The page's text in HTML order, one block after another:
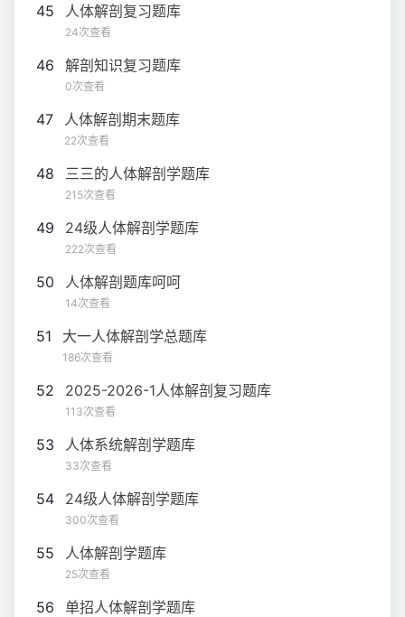
45 人体解剖复习题库
24次查看
46 解剖知识复习题库
0次查看
47 人体解剖期末题库
22次查看
48 三三的人体解剖学题库
215次查看
49 24级人体解剖学题库
222次查看
50 人体解剖题库呵呵
14次查看
51 大一人体解剖学总题库
186次查看
52 2025-2026-1人体解剖复习题库
113次查看
53 人体系统解剖学题库
33次查看
54 24级人体解剖学题库
300次查看
55 人体解剖学题库
25次查看
56 单招人体解剖学题库